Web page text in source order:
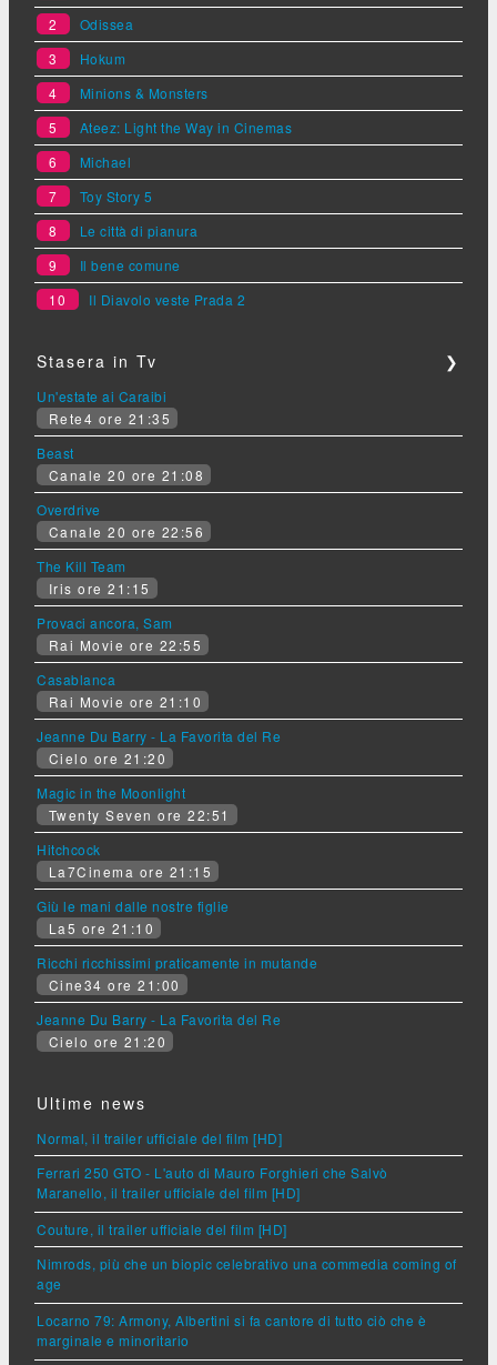
2
Odissea
3
Hokum
4
Minions & Monsters
5
Ateez: Light the Way in Cinemas
6
Michael
7
Toy Story 5
8
Le città di pianura
9
Il bene comune
10
Il Diavolo veste Prada 2
Stasera in Tv ❯
Un'estate ai Caraibi
Rete4 ore 21:35
Beast
Canale 20 ore 21:08
Overdrive
Canale 20 ore 22:56
The Kill Team
Iris ore 21:15
Provaci ancora, Sam
Rai Movie ore 22:55
Casablanca
Rai Movie ore 21:10
Jeanne Du Barry - La Favorita del Re
Cielo ore 21:20
Magic in the Moonlight
Twenty Seven ore 22:51
Hitchcock
La7Cinema ore 21:15
Giù le mani dalle nostre figlie
La5 ore 21:10
Ricchi ricchissimi praticamente in mutande
Cine34 ore 21:00
Jeanne Du Barry - La Favorita del Re
Cielo ore 21:20
Ultime news
Normal, il trailer ufficiale del film [HD]
Ferrari 250 GTO - L'auto di Mauro Forghieri che Salvò
Maranello, il trailer ufficiale del film [HD]
Couture, il trailer ufficiale del film [HD]
Nimrods, più che un biopic celebrativo una commedia coming of
age
Locarno 79: Armony, Albertini si fa cantore di tutto ciò che è
marginale e minoritario